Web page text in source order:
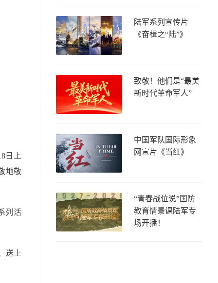
日上
地敬
列活
送上
陆军系列宣传片
《奋楫之“陆”》
致敬！他们是“最美
新时代革命军人”
中国军队国际形象
网宣片《当红》
“青春战位说”国防
教育情景课陆军专
场开播！